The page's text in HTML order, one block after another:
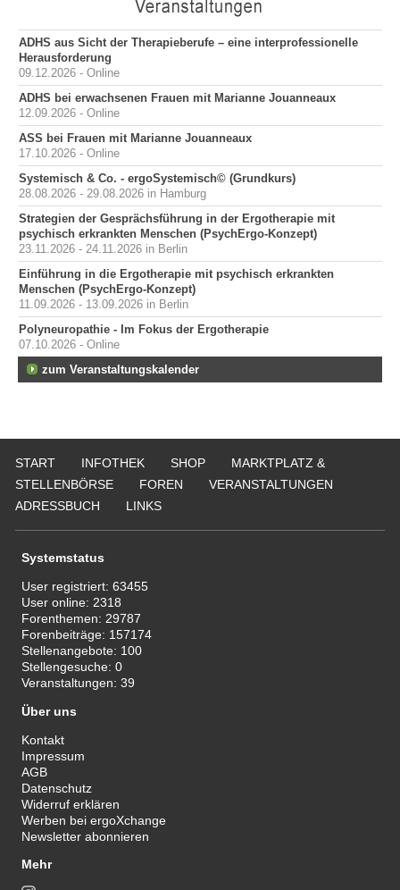
ADHS aus Sicht der Therapieberufe – eine interprofessionelle
Herausforderung
09.12.2026 - Online
ADHS bei erwachsenen Frauen mit Marianne Jouanneaux
12.09.2026 - Online
ASS bei Frauen mit Marianne Jouanneaux
17.10.2026 - Online
Systemisch & Co. - ergoSystemisch© (Grundkurs)
28.08.2026 - 29.08.2026 in Hamburg
Strategien der Gesprächsführung in der Ergotherapie mit
psychisch erkrankten Menschen (PsychErgo-Konzept)
23.11.2026 - 24.11.2026 in Berlin
Einführung in die Ergotherapie mit psychisch erkrankten
Menschen (PsychErgo-Konzept)
11.09.2026 - 13.09.2026 in Berlin
Polyneuropathie - Im Fokus der Ergotherapie
07.10.2026 - Online
zum Veranstaltungskalender
START INFOTHEK SHOP
MARKTPLATZ &
STELLENBÖRSE
FOREN
VERANSTALTUNGEN
ADRESSBUCH
LINKS
Systemstatus
User registriert:63455
User online: 2318
Forenthemen: 29787
Forenbeiträge: 157174
Stellenangebote: 100
Stellengesuche:0
Veranstaltungen:39
Über uns
Kontakt
Impressum
AGB
Datenschutz
Widerruf erklären
Werben bei ergoXchange
Newsletter abonnieren
Mehr